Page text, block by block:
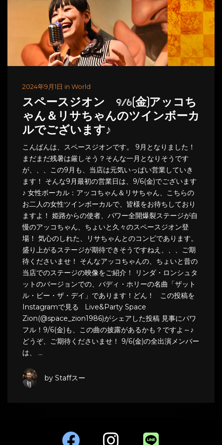
2024年9月1日 in World
スペースジオン 9/6(金)アッコち
ゃん＆リサちゃんのツインボーカ
ルでございます♪
こんばんは、スペースジオンです。 9月となりました！
まだまだ残暑は厳しそう？そんな一月となりそうです
が、、、この9月も、当店は元気いっぱい営業していき
ます！ そんな9月最初の営業日は、9/6(金)でございます
♪ 女性ボーカル：アッコちゃん＆リサちゃん、こちらの
お二人の女性ツインボーカルで、皆様をお待ちしており
ますよ！ 姫路からの使者、パワー全開爆裂ステージが自
慢のアッコちゃん、ちょいと久々のスペースジオン登
場！ 気心のしれた、リサちゃんとのコンビであります。
盛り上がるステージが期待できそうですねえ、、、ご期
待くださいませ！ そんなアッコちゃんの、ちょいと昔の
当店でのステージの映像をご紹介！ リンダ・ロンシュタ
ットのバージョンでの、バディ・ホリーの名曲「ザット
ル・ビー・ザ・デイ」であります！どん！ この投稿を
Instagramで見る Live&Party Space
Zion(@space_zion1986)がシェアした投稿 見事にパワ
フル！9/6(金)も、この曲の披露があるかも？ですよ～♪
どうぞ、ご期待くださいませ！ 9/6(金)の全出演メンバー
は、 …
by Staffスー